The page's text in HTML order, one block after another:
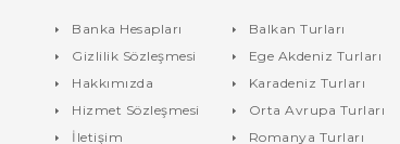
Banka Hesapları
Gizlilik Sözleşmesi
Hakkımızda
Hizmet Sözleşmesi
İletişim
Balkan Turları
Ege Akdeniz Turları
Karadeniz Turları
Orta Avrupa Turları
Romanya Turları